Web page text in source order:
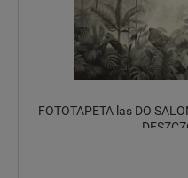
FOTOTAPETA las DO